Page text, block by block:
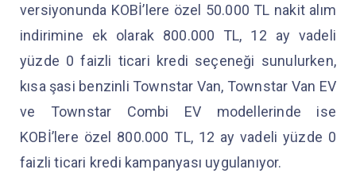
versiyonunda KOBİ’lere özel 50.000 TL nakit alım
indirimine ek olarak 800.000 TL, 12 ay vadeli
yüzde 0 faizli ticari kredi seçeneği sunulurken,
kısa şasi benzinli Townstar Van, Townstar Van EV
ve Townstar Combi EV modellerinde ise
KOBİ’lere özel 800.000 TL, 12 ay vadeli yüzde 0
faizli ticari kredi kampanyası uygulanıyor.